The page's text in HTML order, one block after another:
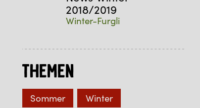
2018/2019
Winter-Furgli
Themen
Sommer Winter